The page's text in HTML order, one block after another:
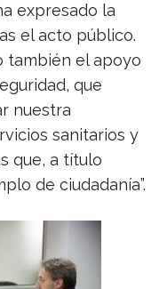
expresado la
el acto público.
también el apoyo
que
nuestra
sanitarios y
que, a título
de ciudadanía”.